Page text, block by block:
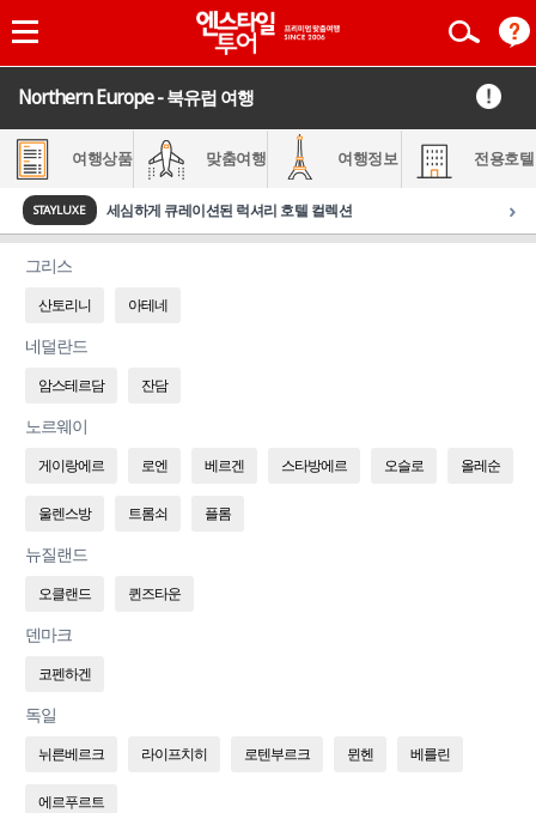
Northern Europe - 북유럽 여행
여행상품 맞춤여행 여행정보 전용호텔
STAYLUXE 세심하게 큐레이션된 럭셔리 호텔 컬렉션 ›
그리스
산토리니 아테네
네덜란드
암스테르담 잔담
노르웨이
게이랑에르 로엔 베르겐 스타방에르 오슬로 올레순
울렌스방 트롬쇠 플롬
뉴질랜드
오클랜드 퀸즈타운
덴마크
코펜하겐
독일
뉘른베르크 라이프치히 로텐부르크 뮌헨 베를린
에르푸르트